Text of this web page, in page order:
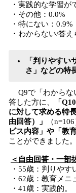
・実践的な学習が
・その他：0.0%
・特にない：0.9%
・わからない/答
「判りやす
さ」などの特
Q9で「わからな
答した方に、
「
に対して求める特
由回答）」
（
ビス内容」や「教
ことができました。
＜自由回答・一部
・55歳：判りやす
・62歳：教育メニ
・41歳：実践的。